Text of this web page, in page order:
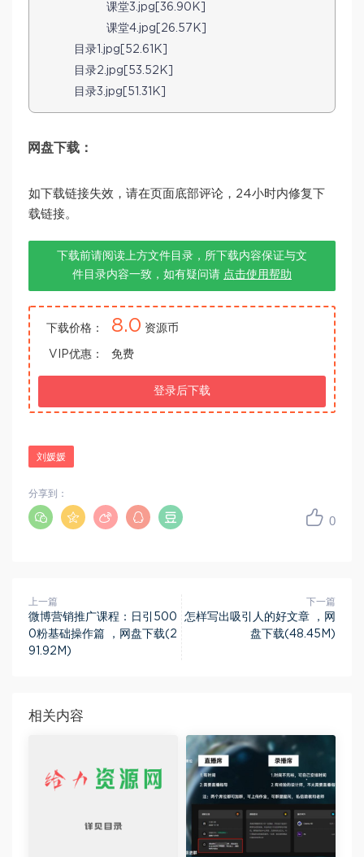
课堂3.jpg[36.90K]
课堂4.jpg[26.57K]
目录1.jpg[52.61K]
目录2.jpg[53.52K]
目录3.jpg[51.31K]
网盘下载：
如下载链接失效，请在页面底部评论，24小时内修复下
载链接。
下载前请阅读上方文件目录，所下载内容保证与文
件目录内容一致，如有疑问请 点击使用帮助
下载价格： 8.0 资源币
VIP优惠： 免费
登录后下载
刘媛媛
0
分享到：
上一篇
微博营销推广课程：日引500
0粉基础操作篇 ，网盘下载(2
91.92M)
下一篇
怎样写出吸引人的好文章 ，网
盘下载(48.45M)
相关内容